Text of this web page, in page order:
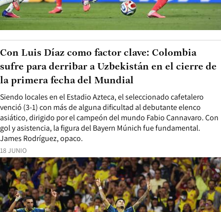
18 JUNIO
Siendo locales en el Estadio Azteca, el seleccionado cafetalero
venció (3-1) con más de alguna dificultad al debutante elenco
asiático, dirigido por el campeón del mundo Fabio Cannavaro. Con
gol y asistencia, la figura del Bayern Múnich fue fundamental.
James Rodríguez, opaco.
Con Luis Díaz como factor clave: Colombia
sufre para derribar a Uzbekistán en el cierre de
la primera fecha del Mundial